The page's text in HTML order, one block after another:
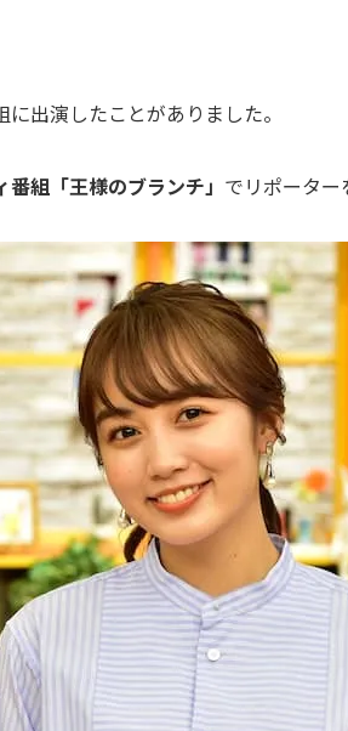
出演したことがありました。
組「王様のブランチ」 でリポーター